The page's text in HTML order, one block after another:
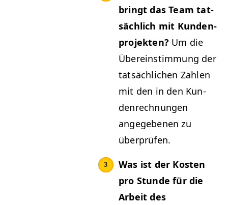
bringt das Team tat­
säch­lich mit Kun­den­
pro­jek­ten? Um die
Übere­in­stim­mung der
tat­säch­lichen Zahlen
mit den in den Kun­
den­rech­nun­gen
angegebe­nen zu
überprüfen.
Was ist der Kosten
pro Stunde für die
Arbeit des